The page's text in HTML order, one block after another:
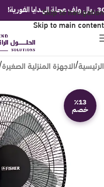
Skip to navigation
Skip to main content
الرئيسية/الاجهزة المنزلية الصغيرة
٪13
خصم